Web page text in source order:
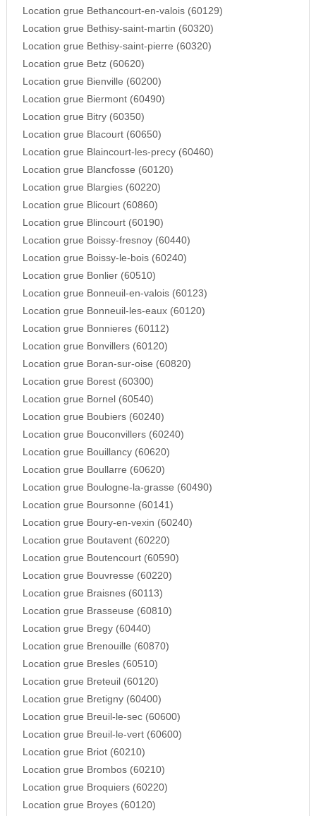
Location grue Bethancourt-en-valois (60129)
Location grue Bethisy-saint-martin (60320)
Location grue Bethisy-saint-pierre (60320)
Location grue Betz (60620)
Location grue Bienville (60200)
Location grue Biermont (60490)
Location grue Bitry (60350)
Location grue Blacourt (60650)
Location grue Blaincourt-les-precy (60460)
Location grue Blancfosse (60120)
Location grue Blargies (60220)
Location grue Blicourt (60860)
Location grue Blincourt (60190)
Location grue Boissy-fresnoy (60440)
Location grue Boissy-le-bois (60240)
Location grue Bonlier (60510)
Location grue Bonneuil-en-valois (60123)
Location grue Bonneuil-les-eaux (60120)
Location grue Bonnieres (60112)
Location grue Bonvillers (60120)
Location grue Boran-sur-oise (60820)
Location grue Borest (60300)
Location grue Bornel (60540)
Location grue Boubiers (60240)
Location grue Bouconvillers (60240)
Location grue Bouillancy (60620)
Location grue Boullarre (60620)
Location grue Boulogne-la-grasse (60490)
Location grue Boursonne (60141)
Location grue Boury-en-vexin (60240)
Location grue Boutavent (60220)
Location grue Boutencourt (60590)
Location grue Bouvresse (60220)
Location grue Braisnes (60113)
Location grue Brasseuse (60810)
Location grue Bregy (60440)
Location grue Brenouille (60870)
Location grue Bresles (60510)
Location grue Breteuil (60120)
Location grue Bretigny (60400)
Location grue Breuil-le-sec (60600)
Location grue Breuil-le-vert (60600)
Location grue Briot (60210)
Location grue Brombos (60210)
Location grue Broquiers (60220)
Location grue Broyes (60120)